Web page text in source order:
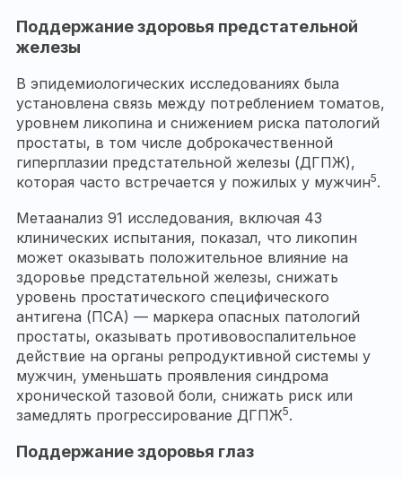
Поддержание здоровья предстательной
железы
В эпидемиологических исследованиях была
установлена связь между потреблением томатов,
уровнем ликопина и снижением риска патологий
простаты, в том числе доброкачественной
гиперплазии предстательной железы (ДГПЖ),
которая часто встречается у пожилых у мужчин5.
Метаанализ 91 исследования, включая 43
клинических испытания, показал, что ликопин
может оказывать положительное влияние на
здоровье предстательной железы, снижать
уровень простатического специфического
антигена (ПСА) — маркера опасных патологий
простаты, оказывать противовоспалительное
действие на органы репродуктивной системы у
мужчин, уменьшать проявления синдрома
хронической тазовой боли, снижать риск или
замедлять прогрессирование ДГПЖ5.
Поддержание здоровья глаз